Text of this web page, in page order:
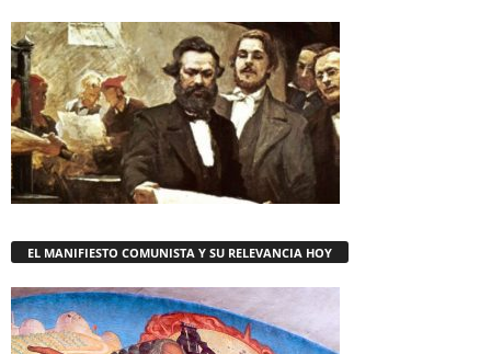
EL MANIFIESTO COMUNISTA Y SU RELEVANCIA HOY